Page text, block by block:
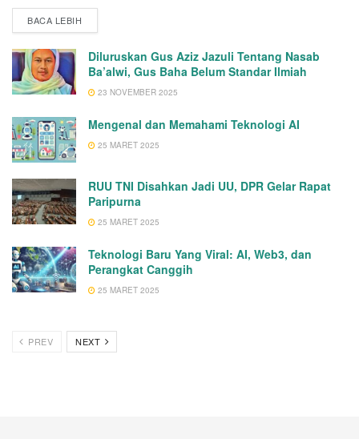
BACA LEBIH
Diluruskan Gus Aziz Jazuli Tentang Nasab
Ba’alwi, Gus Baha Belum Standar Ilmiah
23 NOVEMBER 2025
Mengenal dan Memahami Teknologi AI
25 MARET 2025
RUU TNI Disahkan Jadi UU, DPR Gelar Rapat
Paripurna
25 MARET 2025
Teknologi Baru Yang Viral: AI, Web3, dan
Perangkat Canggih
25 MARET 2025
PREV NEXT